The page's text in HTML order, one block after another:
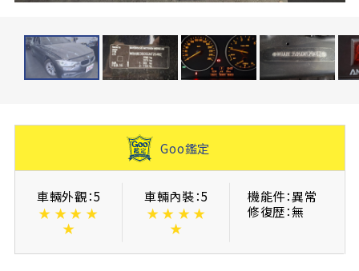
Goo鑑定
車輛外觀：5
★ ★ ★ ★
★
車輛內裝：5
★ ★ ★ ★
★
機能件：異常
修復歴：無